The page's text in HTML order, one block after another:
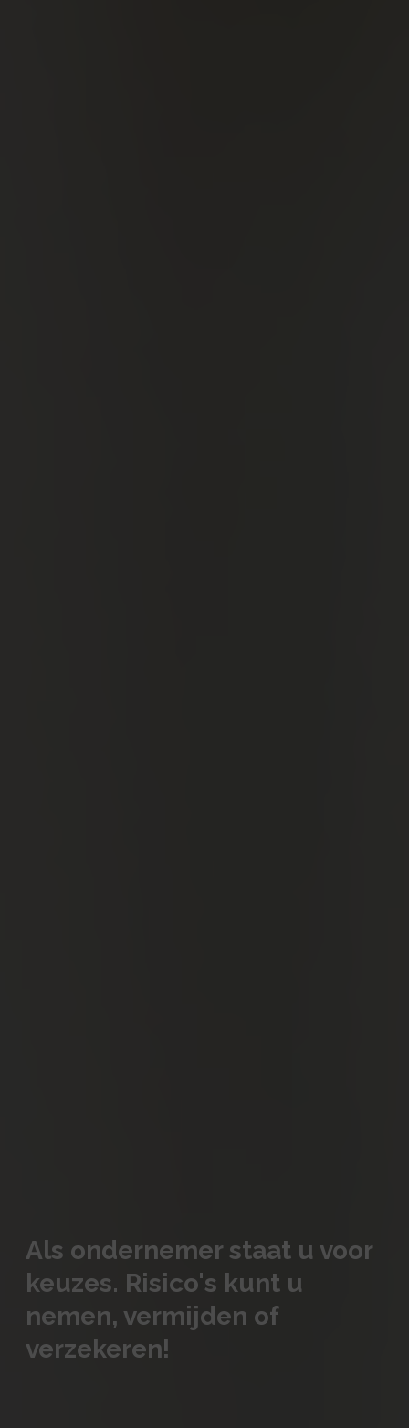
Als ondernemer staat u voor
keuzes. Risico's kunt u
nemen, vermijden of
verzekeren!